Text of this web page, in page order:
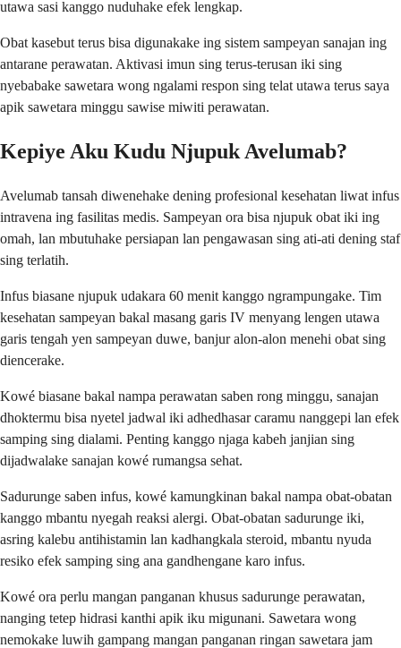
utawa sasi kanggo nuduhake efek lengkap.
Obat kasebut terus bisa digunakake ing sistem sampeyan sanajan ing
antarane perawatan. Aktivasi imun sing terus-terusan iki sing
nyebabake sawetara wong ngalami respon sing telat utawa terus saya
apik sawetara minggu sawise miwiti perawatan.
Kepiye Aku Kudu Njupuk Avelumab?
Avelumab tansah diwenehake dening profesional kesehatan liwat infus
intravena ing fasilitas medis. Sampeyan ora bisa njupuk obat iki ing
omah, lan mbutuhake persiapan lan pengawasan sing ati-ati dening staf
sing terlatih.
Infus biasane njupuk udakara 60 menit kanggo ngrampungake. Tim
kesehatan sampeyan bakal masang garis IV menyang lengen utawa
garis tengah yen sampeyan duwe, banjur alon-alon menehi obat sing
diencerake.
Kowé biasane bakal nampa perawatan saben rong minggu, sanajan
dhoktermu bisa nyetel jadwal iki adhedhasar caramu nanggepi lan efek
samping sing dialami. Penting kanggo njaga kabeh janjian sing
dijadwalake sanajan kowé rumangsa sehat.
Sadurunge saben infus, kowé kamungkinan bakal nampa obat-obatan
kanggo mbantu nyegah reaksi alergi. Obat-obatan sadurunge iki,
asring kalebu antihistamin lan kadhangkala steroid, mbantu nyuda
resiko efek samping sing ana gandhengane karo infus.
Kowé ora perlu mangan panganan khusus sadurunge perawatan,
nanging tetep hidrasi kanthi apik iku migunani. Sawetara wong
nemokake luwih gampang mangan panganan ringan sawetara jam